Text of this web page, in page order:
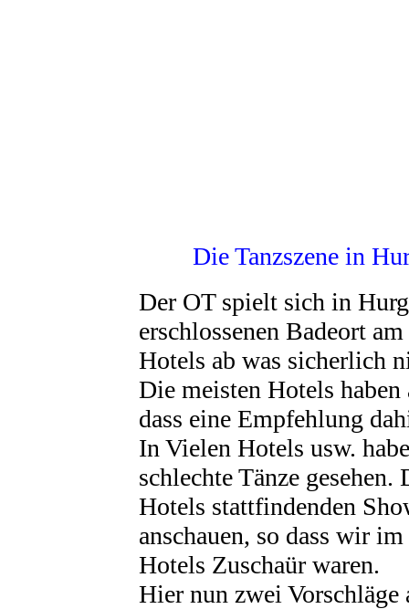
Die Tanzszene in
Der OT spielt sich in
erschlossenen Badeort
Hotels ab was sicherlich
Die meisten Hotels
dass eine Empfehlung
In Vielen Hotels usw.
schlechte Tänze
Hotels stattfindenden
anschauen, so dass wir
Hotels Zuschaür waren.
Hier nun zwei Vorschläge